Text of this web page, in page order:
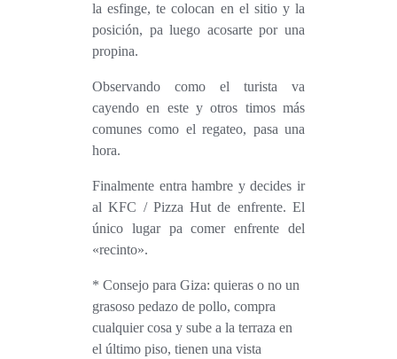
la esfinge, te colocan en el sitio y la
posición, pa luego acosarte por una
propina.
Observando como el turista va
cayendo en este y otros timos más
comunes como el regateo, pasa una
hora.
Finalmente entra hambre y decides ir
al KFC / Pizza Hut de enfrente. El
único lugar pa comer enfrente del
«recinto».
* Consejo para Giza: quieras o no un
grasoso pedazo de pollo, compra
cualquier cosa y sube a la terraza en
el último piso, tienen una vista